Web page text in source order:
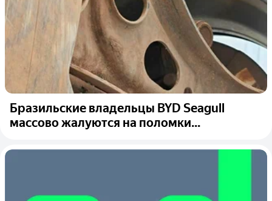
Бразильские владельцы BYD Seagull
массово жалуются на поломки...